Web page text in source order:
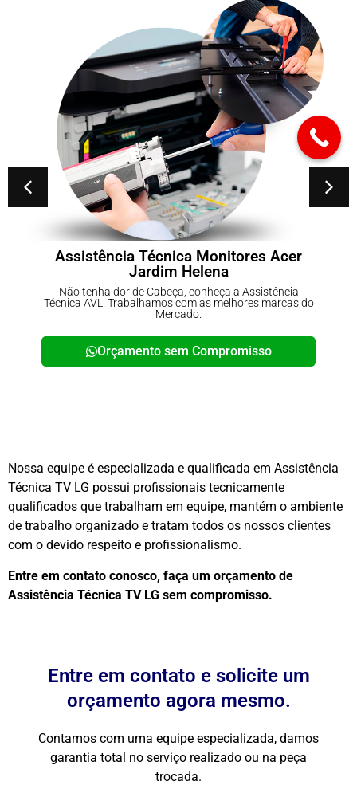
Conserto de No-breaks Parque do
Carmo
Não tenha dor de Cabeça, conheça a Assistência
Técnica AVL. Trabalhamos com as melhores marcas do
Mercado.
Orçamento sem Compromisso
Nossa equipe é especializada e qualificada em Assistência
Técnica TV LG possui profissionais tecnicamente
qualificados que trabalham em equipe, mantém o ambiente
de trabalho organizado e tratam todos os nossos clientes
com o devido respeito e profissionalismo.
Entre em contato conosco, faça um orçamento de
Assistência Técnica TV LG sem compromisso.
Entre em contato e solicite um
orçamento agora mesmo.
Contamos com uma equipe especializada, damos
garantia total no serviço realizado ou na peça
trocada.